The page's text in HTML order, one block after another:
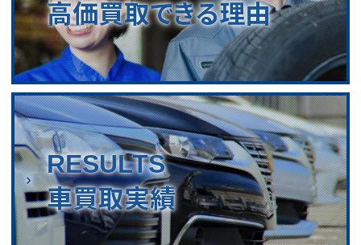
高価買取できる理由
RESULTS
車買取実績